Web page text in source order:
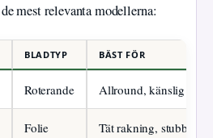
mest relevanta modellerna:
BLADTYP BÄST FÖR
Roterande Allround, känslig hy
Folie Tät rakning, stubb